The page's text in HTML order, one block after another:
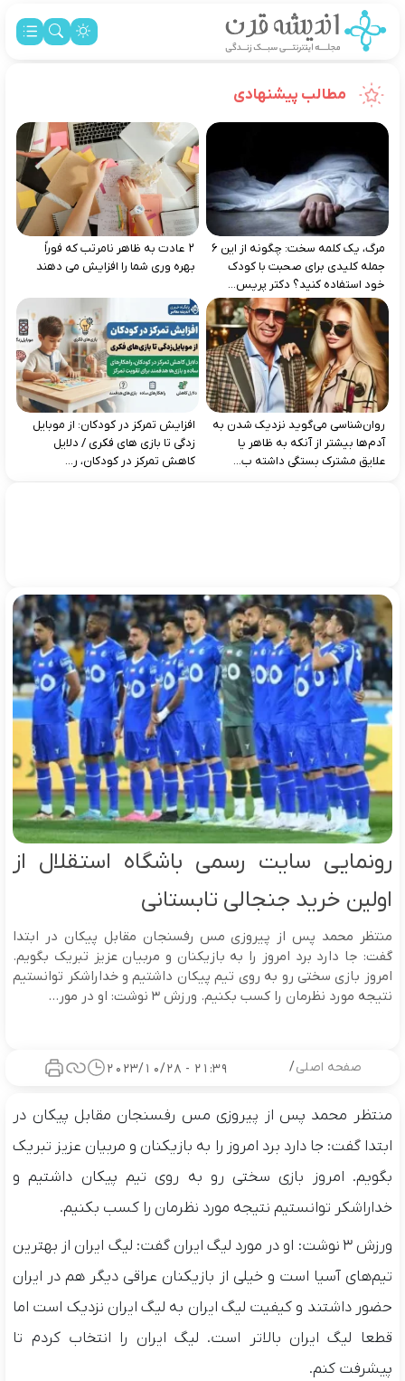
صفحه اصلی/
21:39 - 2023/10/28
رونمایی سایت رسمی باشگاه استقلال از
اولین خرید جنجالی تابستانی
منتظر محمد پس از پیروزی مس رفسنجان مقابل پیکان در ابتدا
گفت: جا دارد برد امروز را به بازیکنان و مربیان عزیز تبریک بگویم.
امروز بازی سختی رو به روی تیم پیکان داشتیم و خداراشکر توانستیم
نتیجه مورد نظرمان را کسب بکنیم. ورزش 3 نوشت: او در مور...
مطالب پیشنهادی
مرگ، یک کلمه سخت: چگونه از این ۶
جمله کلیدی برای صحبت با کودک
خود استفاده کنید؟ دکتر پریس...
۲ عادت به‌ ظاهر نامرتب که فوراً
بهره‌ وری شما را افزایش می‌ دهند
روان‌شناسی می‌گوید نزدیک شدن به
آدم‌ها بیشتر از آنکه به ظاهر یا
علایق مشترک بستگی داشته ب...
افزایش تمرکز در کودکان: از موبایل‌
زدگی تا بازی‌ های فکری / دلایل
کاهش تمرکز در کودکان، ر...
منتظر محمد پس از پیروزی مس رفسنجان مقابل پیکان در
ابتدا گفت: جا دارد برد امروز را به بازیکنان و مربیان عزیز تبریک
بگویم. امروز بازی سختی رو به روی تیم پیکان داشتیم و
خداراشکر توانستیم نتیجه مورد نظرمان را کسب بکنیم.
ورزش 3 نوشت: او در مورد لیگ ایران گفت: لیگ ایران از بهترین
تیم‌های آسیا است و خیلی از بازیکنان عراقی دیگر هم در ایران
حضور داشتند و کیفیت لیگ ایران به لیگ ایران نزدیک است اما
قطعا لیگ ایران بالاتر است. لیگ ایران را انتخاب کردم تا
پیشرفت کنم.